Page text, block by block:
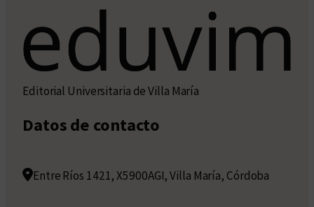
Editorial Universitaria de Villa María
Datos de contacto
Entre Ríos 1421, X5900AGI, Villa María, Córdoba